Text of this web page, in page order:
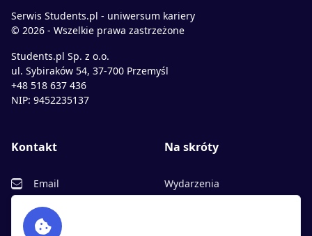
Serwis Students.pl - uniwersum kariery
© 2026 - Wszelkie prawa zastrzeżone
Students.pl Sp. z o.o.
ul. Sybiraków 54, 37-700 Przemyśl
+48 518 637 436
NIP: 9452235137
Kontakt
Email
Facebook
Na skróty
Wydarzenia